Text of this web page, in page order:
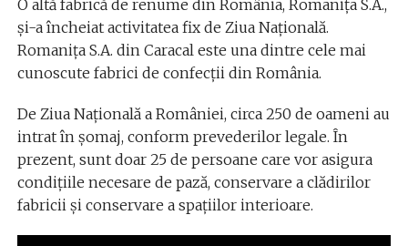
O altă fabrică de renume din România, Romanița S.A.,
și-a încheiat activitatea fix de Ziua Națională.
Romanița S.A. din Caracal este una dintre cele mai
cunoscute fabrici de confecții din România.
De Ziua Națională a României, circa 250 de oameni au
intrat în șomaj, conform prevederilor legale. În
prezent, sunt doar 25 de persoane care vor asigura
condițiile necesare de pază, conservare a clădirilor
fabricii și conservare a spațiilor interioare.